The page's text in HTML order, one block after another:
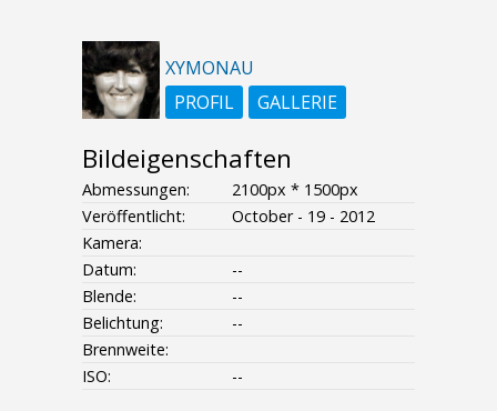
XYMONAU
PROFIL
GALLERIE
Bildeigenschaften
Abmessungen:
2100px * 1500px
Veröffentlicht:
October - 19 - 2012
Kamera:
Datum:
--
Blende:
--
Belichtung:
--
Brennweite:
ISO:
--